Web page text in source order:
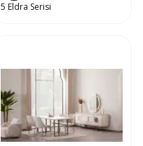
5 Eldra Serisi